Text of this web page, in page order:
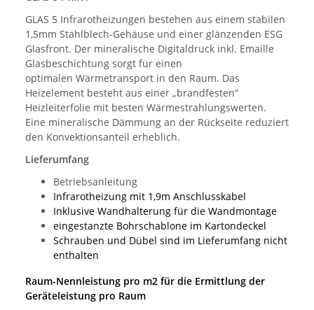
GLAS 5 Infrarotheizungen bestehen aus einem stabilen
1,5mm Stahlblech-Gehäuse und einer glänzenden ESG
Glasfront. Der mineralische Digitaldruck inkl. Emaille
Glasbeschichtung sorgt für einen
optimalen Wärmetransport in den Raum. Das
Heizelement besteht aus einer „brandfesten“
Heizleiterfolie mit besten Wärmestrahlungswerten.
Eine mineralische Dämmung an der Rückseite reduziert
den Konvektionsanteil erheblich.
Lieferumfang
Betriebsanleitung
Infrarotheizung mit 1,9m Anschlusskabel
Inklusive Wandhalterung für die Wandmontage
eingestanzte Bohrschablone im Kartondeckel
Schrauben und Dübel sind im Lieferumfang nicht
enthalten
Raum-Nennleistung pro m2 für die Ermittlung der
Geräteleistung pro Raum